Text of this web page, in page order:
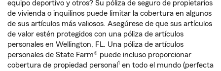
equipo deportivo y otros? Su póliza de seguro de propietarios
de vivienda o inquilinos puede limitar la cobertura en algunos
de sus artículos más valiosos. Asegúrese de que sus artículos
de valor estén protegidos con una póliza de artículos
personales en Wellington, FL. Una póliza de artículos
personales de State Farm® puede incluso proporcionar
cobertura de propiedad personal 1 en todo el mundo (perfecta